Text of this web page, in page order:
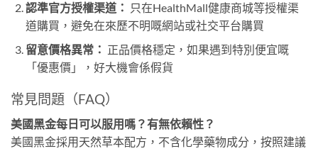
認準官方授權渠道： 只在HealthMall健康商城等授權渠
道購買，避免在來歷不明嘅網站或社交平台購買
留意價格異常： 正品價格穩定，如果遇到特別便宜嘅
「優惠價」，好大機會係假貨
常見問題（FAQ）
美國黑金每日可以服用嗎？有無依賴性？
美國黑金採用天然草本配方，不含化學藥物成分，按照建議